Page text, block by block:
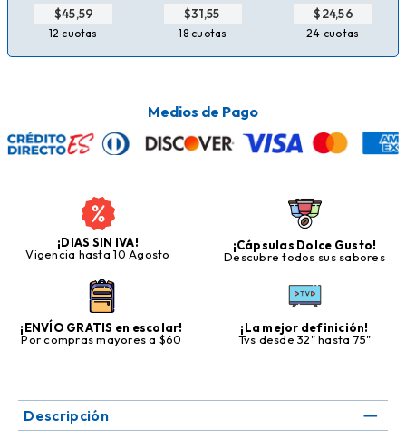
$
12 cuotas
$
18 cuotas
$
24 cuotas
Medios de Pago
¡DIAS SIN IVA!
Vigencia hasta 10 Agosto
¡Cápsulas Dolce Gusto!
Descubre todos sus sabores
¡ENVÍO GRATIS en escolar!
Por compras mayores a $60
¡La mejor definición!
Tvs desde 32" hasta 75"
Descripción